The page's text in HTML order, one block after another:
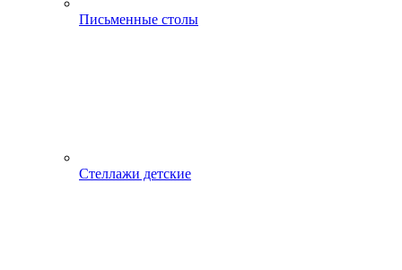
Письменные столы
Стеллажи детские